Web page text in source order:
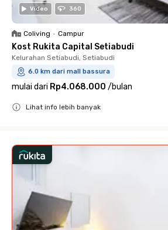
Video 360
Coliving • Campur
Kost Rukita Capital Setiabudi
Kelurahan Setiabudi, Setiabudi
6.0 km dari mall bassura
mulai dari Rp4.068.000 /bulan
Lihat info lebih banyak